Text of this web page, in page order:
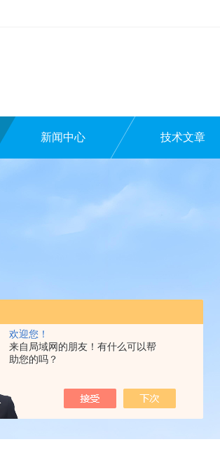
欢迎您！
来自局域网的朋友！有什么可以帮
助您的吗？
新闻中心 技术文章